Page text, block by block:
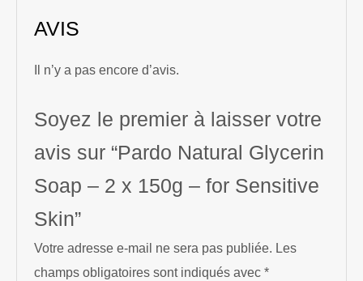
AVIS
Il n’y a pas encore d’avis.
Soyez le premier à laisser votre
avis sur “Pardo Natural Glycerin
Soap – 2 x 150g – for Sensitive
Skin”
Votre adresse e-mail ne sera pas publiée. Les
champs obligatoires sont indiqués avec*